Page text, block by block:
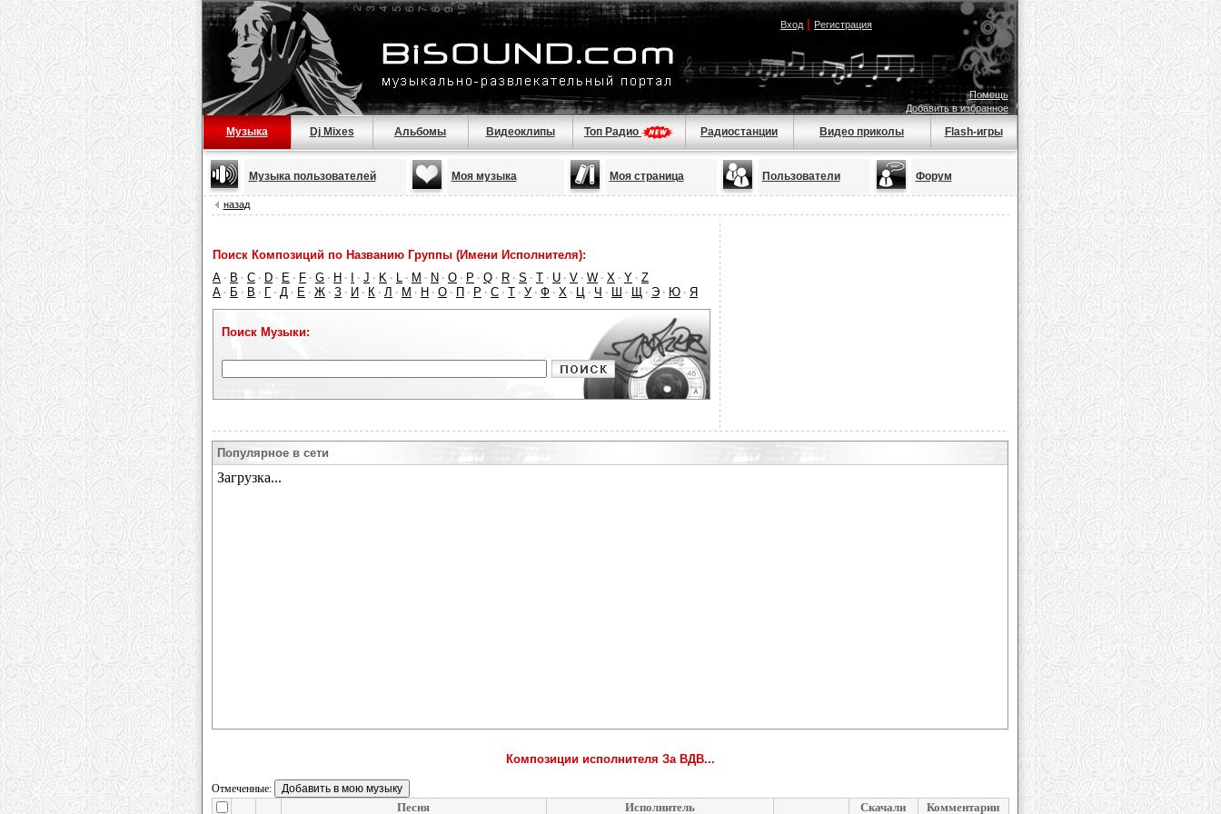
Вход| Регистрация
Помощь
Добавить в избранное
Музыка Dj Mixes Альбомы Видеоклипы Топ Радио Радиостанции Видео приколы Flash-игры
Музыка пользователей Моя музыка Моя страница Пользователи Форум
назад
Поиск Композиций по Названию Группы (Имени Исполнителя):
A · B · C · D · E · F · G · H · · J · K · L · M · N · O · P · Q · R · S · T · U · V · W · X · Y · Z
А · Б · В · Г · Д · Е · Ж · З · И · К · Л · М · Н · О · П · Р · С · Т · У · Ф · Х · Ц · Ч · Ш · Щ · Э · Ю · Я
Поиск Музыки:
Популярное в сети
Композиции исполнителя За ВДВ...
Отмеченные:
Песня Исполнитель Скачали Комментарии